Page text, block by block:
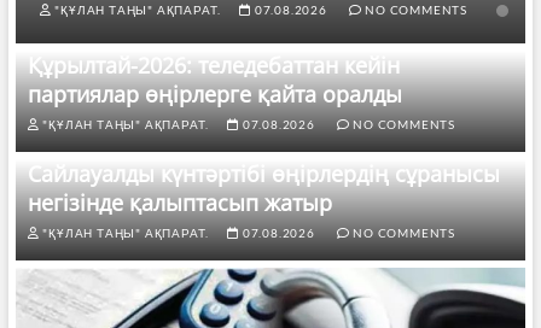
"ҚҰЛАН ТАҢЫ" АҚПАРАТ. 07.08.2026 NO COMMENTS
Құрылтай-2026: теледебаттан кейін
партиялар өңірлерге қайта оралды
"ҚҰЛАН ТАҢЫ" АҚПАРАТ. 07.08.2026 NO COMMENTS
Сайлауалды күнтәртібі өңірлердің сұранысы
негізінде қалыптасып жатыр
"ҚҰЛАН ТАҢЫ" АҚПАРАТ. 07.08.2026 NO COMMENTS